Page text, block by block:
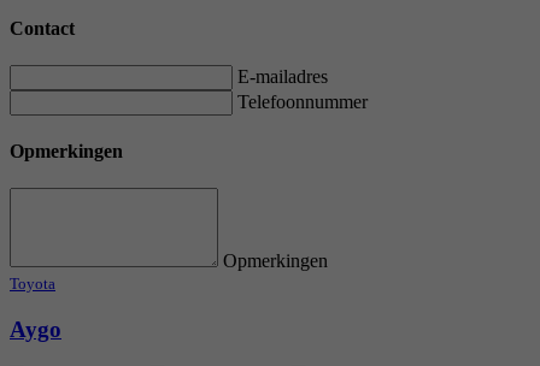
Contact
E-mailadres
Telefoonnummer
Opmerkingen
Opmerkingen
Toyota
Aygo